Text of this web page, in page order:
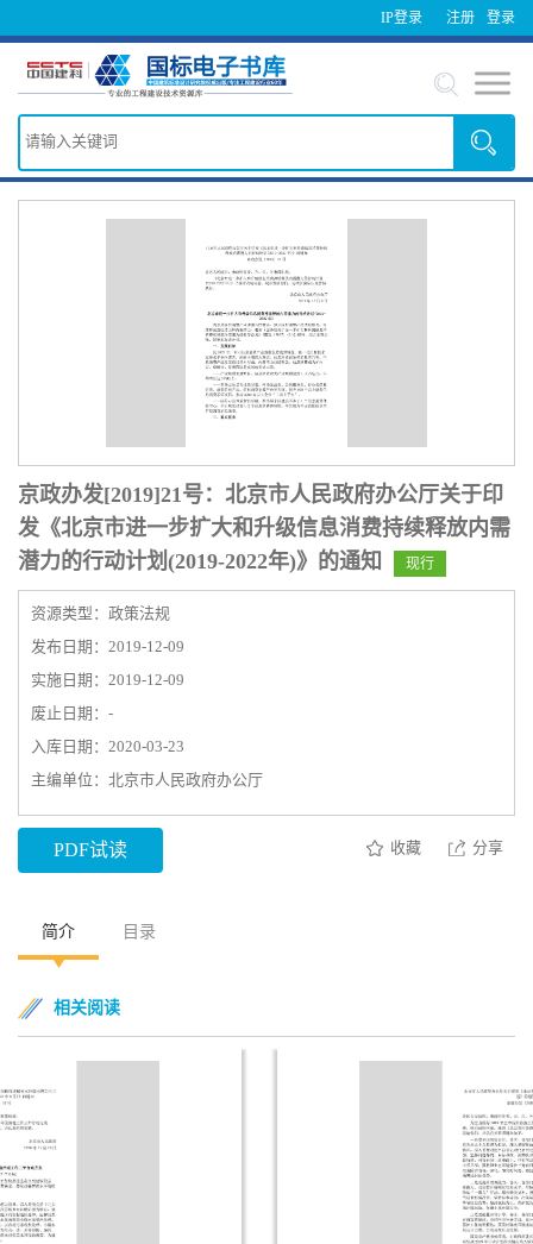
IP登录 登录
注册
京政办发[2019]21号：北京市人民政府办公厅关于印
发《北京市进一步扩大和升级信息消费持续释放内需
潜力的行动计划(2019-2022年)》的通知
现行
资源类型：政策法规
发布日期：2019-12-09
实施日期：2019-12-09
废止日期：-
入库日期：2020-03-23
主编单位：北京市人民政府办公厅
PDF试读 收藏 分享
简介 目录
相关阅读